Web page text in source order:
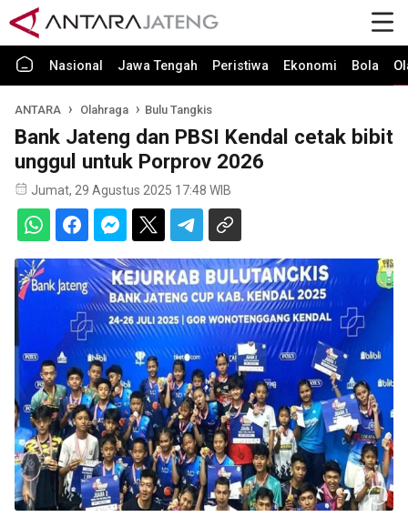
Nasional Jawa Tengah Peristiwa Ekonomi Bola
ANTARA Olahraga Bulu Tangkis
Bank Jateng dan PBSI Kendal cetak bibit
unggul untuk Porprov 2026
Jumat, 29 Agustus 2025 17:48 WIB